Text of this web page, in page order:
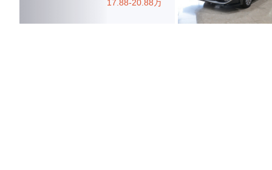
17.88-20.88万